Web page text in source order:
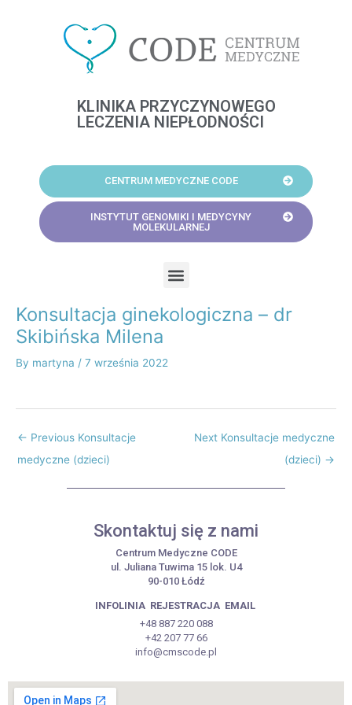
KLINIKA PRZYCZYNOWEGO
LECZENIA NIEPŁODNOŚCI
CENTRUM MEDYCZNE CODE
INSTYTUT GENOMIKI I MEDYCYNY
MOLEKULARNEJ
Konsultacja ginekologiczna – dr
Skibińska Milena
By martyna / 7 września 2022
Post
navigation
← Previous Konsultacje
medyczne (dzieci)
Next Konsultacje medyczne
(dzieci) →
Skontaktuj się z nami
Centrum Medyczne CODE
ul. Juliana Tuwima 15 lok. U4
90-010 Łódź
INFOLINIA REJESTRACJA EMAIL
+48 887 220 088
+42 207 77 66
info@cmscode.pl